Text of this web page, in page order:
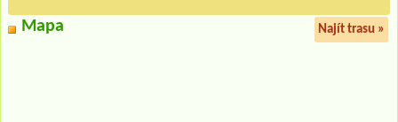
Mapa Najít trasu »